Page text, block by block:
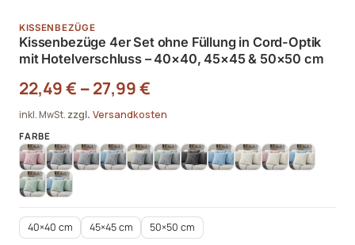
KISSENBEZÜGE
Kissenbezüge 4er Set ohne Füllung in Cord-Optik
mit Hotelverschluss – 40×40, 45×45 & 50×50 cm
22,49€ – 27,99€
inkl. MwSt. zzgl. Versandkosten
40×40 cm 45×45 cm 50×50 cm